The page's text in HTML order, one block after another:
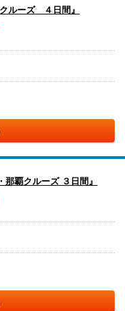
ルーズ ４日間』
那覇クルーズ ３日間』